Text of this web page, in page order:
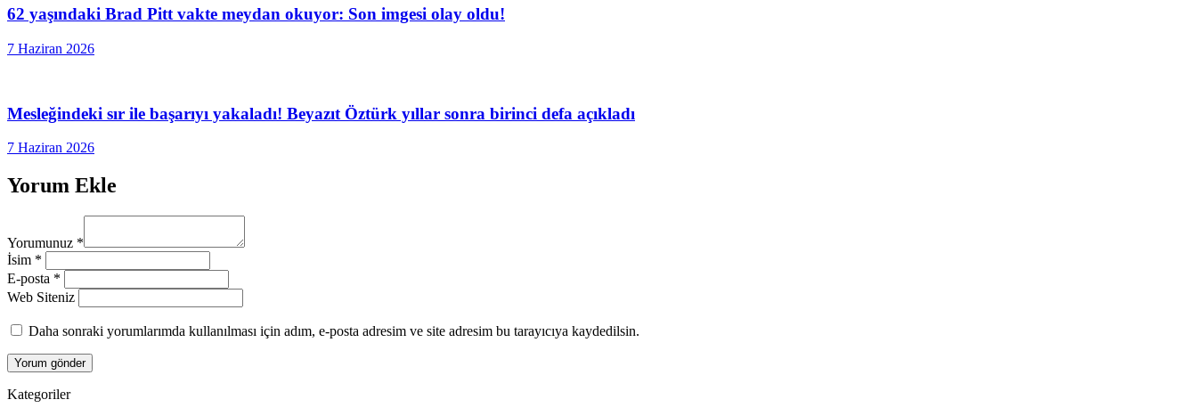
62 yaşındaki Brad Pitt vakte meydan okuyor: Son imgesi olay oldu!
7 Haziran 2026
Mesleğindeki sır ile başarıyı yakaladı! Beyazıt Öztürk yıllar sonra birinci defa açıkladı
7 Haziran 2026
Yorum Ekle
Yorumunuz *
İsim *
E-posta *
Web Siteniz
Daha sonraki yorumlarımda kullanılması için adım, e-posta adresim ve site adresim bu tarayıcıya kaydedilsin.
Kategoriler